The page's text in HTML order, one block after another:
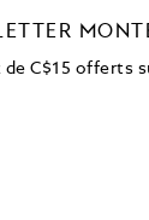
C$15 offerts